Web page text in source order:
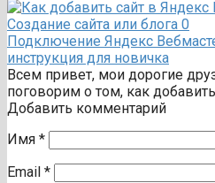
Создание сайта или блога 0
Подключение Яндекс
инструкция для новичка
Всем привет, мои дорогие
поговорим о том, как
Добавить комментарий
Имя *
Email *